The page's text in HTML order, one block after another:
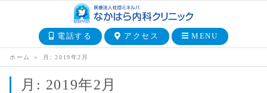
電話する アクセス MENU
ホーム ＞ 月:2019年2月
月: 2019年2月